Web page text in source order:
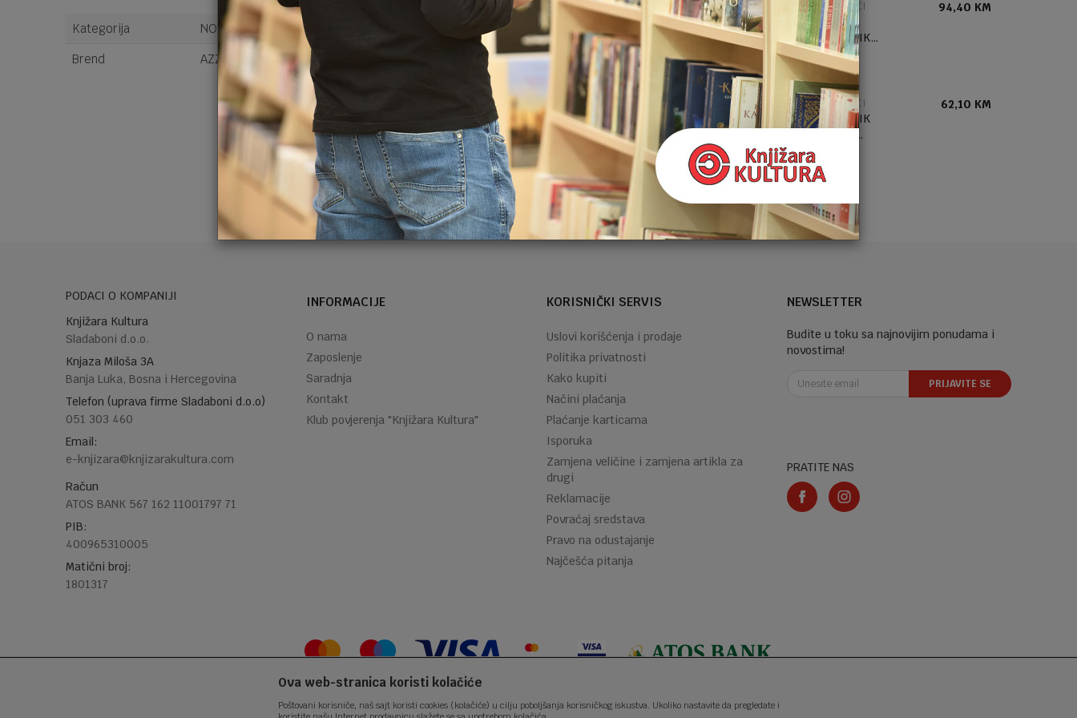
Kategorija
NOVČANICI
Brend
AZZAR CREACIONES PANDORA S.L. SANY BAGS
NOVČANICI
NOVČANIK
SINTETIK
40749-028-
54,20 KM
NOVČANICI
NOVČANIK
ANEKKE
SINTETIK
40719-903-
ALMA
59,40 KM
NOVČANICI
ZIPPO
NOVČANIK
2008000
94,40 KM
NOVČANICI
NOVČANIK
SINTETIK
40879-910-
TOW
62,10 KM
PODACI O KOMPANIJI
Knjižara Kultura
Sladaboni d.o.o.
Knjaza Miloša 3A
Banja Luka, Bosna i Hercegovina
Telefon (uprava firme Sladaboni d.o.o)
051 303 460
Email:
e-knjizara@knjizarakultura.com
Račun
ATOS BANK 567 162 11001797 71
PIB:
400965310005
Matični broj:
1801317
INFORMACIJE
O nama
Zaposlenje
Saradnja
Kontakt
Klub povjerenja "Knjižara Kultura"
KORISNIČKI SERVIS
Uslovi korišćenja i prodaje
Politika privatnosti
Kako kupiti
Načini plaćanja
Plaćanje karticama
Isporuka
Zamjena veličine i zamjena artikla za
drugi
Reklamacije
Povraćaj sredstava
Pravo na odustajanje
Najčešća pitanja
NEWSLETTER
Budite u toku sa najnovijim ponudama i
novostima!
PRIJAVITE SE
PRATITE NAS
Ova web-stranica koristi kolačiće
Poštovani korisniče, naš sajt koristi cookies (kolačiće) u cilju poboljšanja korisničkog iskustva. Ukoliko nastavite da pregledate i